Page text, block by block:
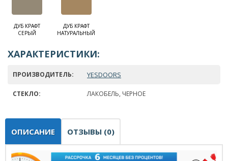
ДУБ КРАФТ
СЕРЫЙ
ДУБ КРАФТ
НАТУРАЛЬНЫЙ
ХАРАКТЕРИСТИКИ:
ПРОИЗВОДИТЕЛЬ: YESDOORS
СТЕКЛО: ЛАКОБЕЛЬ, ЧЕРНОЕ
ОПИСАНИЕ ОТЗЫВЫ (0)